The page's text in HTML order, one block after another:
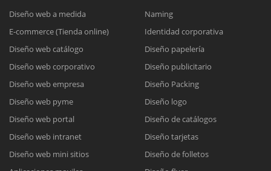
Diseño web a medida
E-commerce (Tienda online)
Diseño web catálogo
Diseño web corporativo
Diseño web empresa
Diseño web pyme
Diseño web portal
Diseño web intranet
Diseño web mini sitios
Naming
Identidad corporativa
Diseño papelería
Diseño publicitario
Diseño Packing
Diseño logo
Diseño de catálogos
Diseño tarjetas
Diseño de folletos